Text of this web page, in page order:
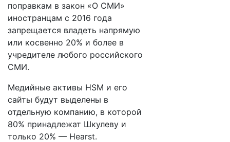
поправкам в закон «О СМИ»
иностранцам с 2016 года
запрещается владеть напрямую
или косвенно 20% и более в
учредителе любого российского
СМИ.
Медийные активы HSM и его
сайты будут выделены в
отдельную компанию, в которой
80% принадлежат Шкулеву и
только 20% — Hearst.